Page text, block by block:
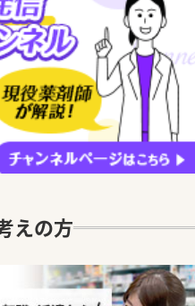
えの方